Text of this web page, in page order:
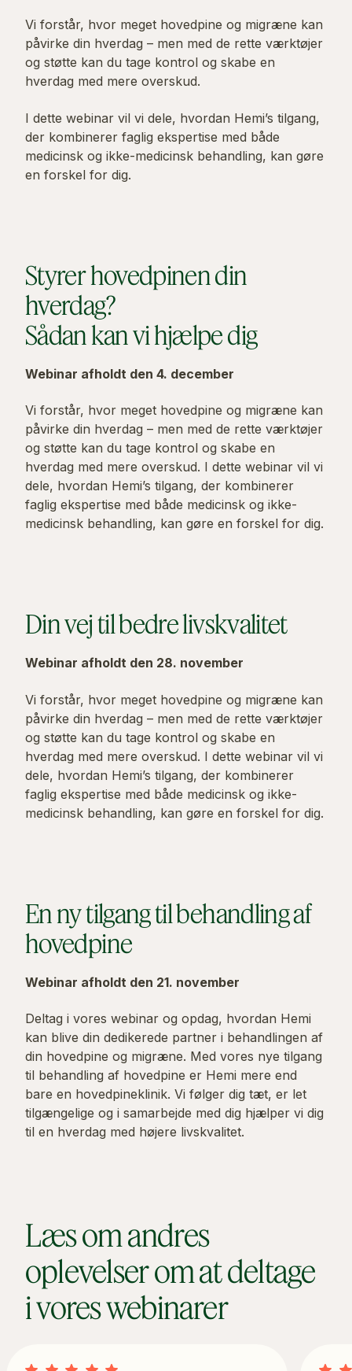
Vi forstår, hvor meget hovedpine og migræne kan
påvirke din hverdag – men med de rette værktøjer
og støtte kan du tage kontrol og skabe en
hverdag med mere overskud.
I dette webinar vil vi dele, hvordan Hemi’s tilgang,
der kombinerer faglig ekspertise med både
medicinsk og ikke-medicinsk behandling, kan gøre
en forskel for dig.
Styrer hovedpinen din
hverdag?
Sådan kan vi hjælpe dig
Webinar afholdt den 4. december
Vi forstår, hvor meget hovedpine og migræne kan
påvirke din hverdag – men med de rette værktøjer
og støtte kan du tage kontrol og skabe en
hverdag med mere overskud. I dette webinar vil vi
dele, hvordan Hemi’s tilgang, der kombinerer
faglig ekspertise med både medicinsk og ikke-
medicinsk behandling, kan gøre en forskel for dig.
Din vej til bedre livskvalitet
Webinar afholdt den 28. november
Vi forstår, hvor meget hovedpine og migræne kan
påvirke din hverdag – men med de rette værktøjer
og støtte kan du tage kontrol og skabe en
hverdag med mere overskud. I dette webinar vil vi
dele, hvordan Hemi’s tilgang, der kombinerer
faglig ekspertise med både medicinsk og ikke-
medicinsk behandling, kan gøre en forskel for dig.
En ny tilgang til behandling af
hovedpine
Webinar afholdt den 21. november
Deltag i vores webinar og opdag, hvordan Hemi
kan blive din dedikerede partner i behandlingen af
din hovedpine og migræne. Med vores nye tilgang
til behandling af hovedpine er Hemi mere end
bare en hovedpineklinik. Vi følger dig tæt, er let
tilgængelige og i samarbejde med dig hjælper vi dig
til en hverdag med højere livskvalitet.
Læs om andres
oplevelser om at deltage
i vores webinarer